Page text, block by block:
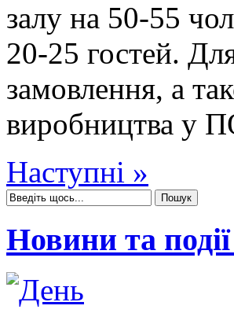
залу на 50-55
20-25 гостей.
замовлення, а
виробництва
Наступні »
Новини та